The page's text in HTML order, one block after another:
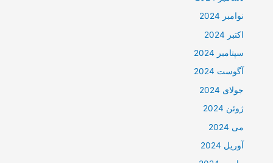
نوامبر 2024
اکتبر 2024
سپتامبر 2024
آگوست 2024
جولای 2024
ژوئن 2024
می 2024
آوریل 2024